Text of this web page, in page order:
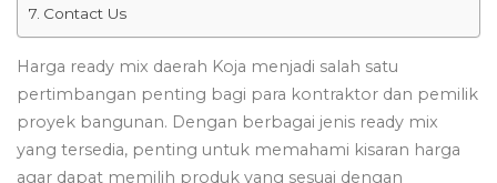
Contact Us
Harga ready mix daerah Koja menjadi salah satu
pertimbangan penting bagi para kontraktor dan pemilik
proyek bangunan. Dengan berbagai jenis ready mix
yang tersedia, penting untuk memahami kisaran harga
agar dapat memilih produk yang sesuai dengan